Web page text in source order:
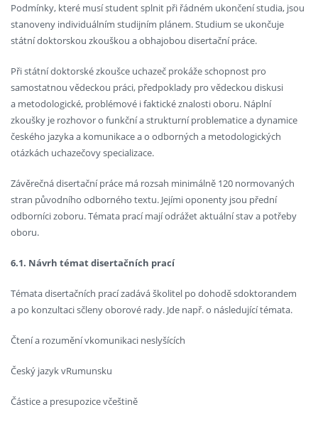
Podmínky, které musí student splnit při řádném ukončení studia, jsou
stanoveny individuálním studijním plánem. Studium se ukončuje
státní doktorskou zkouškou a obhajobou disertační práce.
Při státní doktorské zkoušce uchazeč prokáže schopnost pro
samostatnou vědeckou práci, předpoklady pro vědeckou diskusi
a metodologické, problémové i faktické znalosti oboru. Náplní
zkoušky je rozhovor o funkční a strukturní problematice a dynamice
českého jazyka a komunikace a o odborných a metodologických
otázkách uchazečovy specializace.
Závěrečná disertační práce má rozsah minimálně 120 normovaných
stran původního odborného textu. Jejími oponenty jsou přední
odborníci zoboru. Témata prací mají odrážet aktuální stav a potřeby
oboru.
6.1. Návrh témat disertačních prací
Témata disertačních prací zadává školitel po dohodě sdoktorandem
a po konzultaci sčleny oborové rady. Jde např. o následující témata.
Čtení a rozumění vkomunikaci neslyšících
Český jazyk vRumunsku
Částice a presupozice včeštině